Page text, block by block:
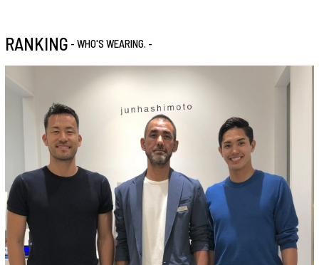
RANKING - WHO'S WEARING. -